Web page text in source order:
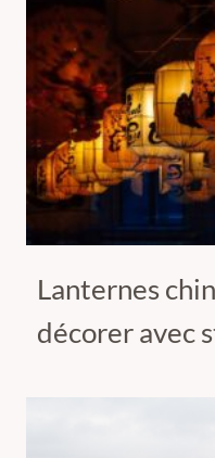
Lanternes
décorer avec